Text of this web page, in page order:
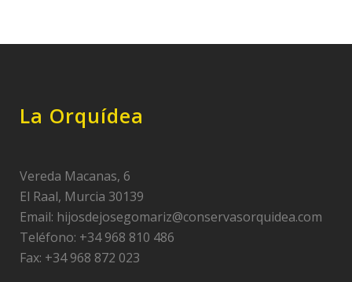
La Orquídea
Vereda Macanas, 6
El Raal, Murcia 30139
Email: hijosdejosegomariz@conservasorquidea.com
Teléfono: +34 968 810 486
Fax: +34 968 872 023